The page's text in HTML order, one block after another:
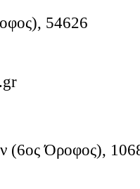
54626
(6ος Όροφος),